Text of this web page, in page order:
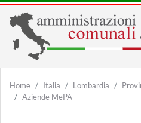
Home Italia Lombardia
Aziende MePA